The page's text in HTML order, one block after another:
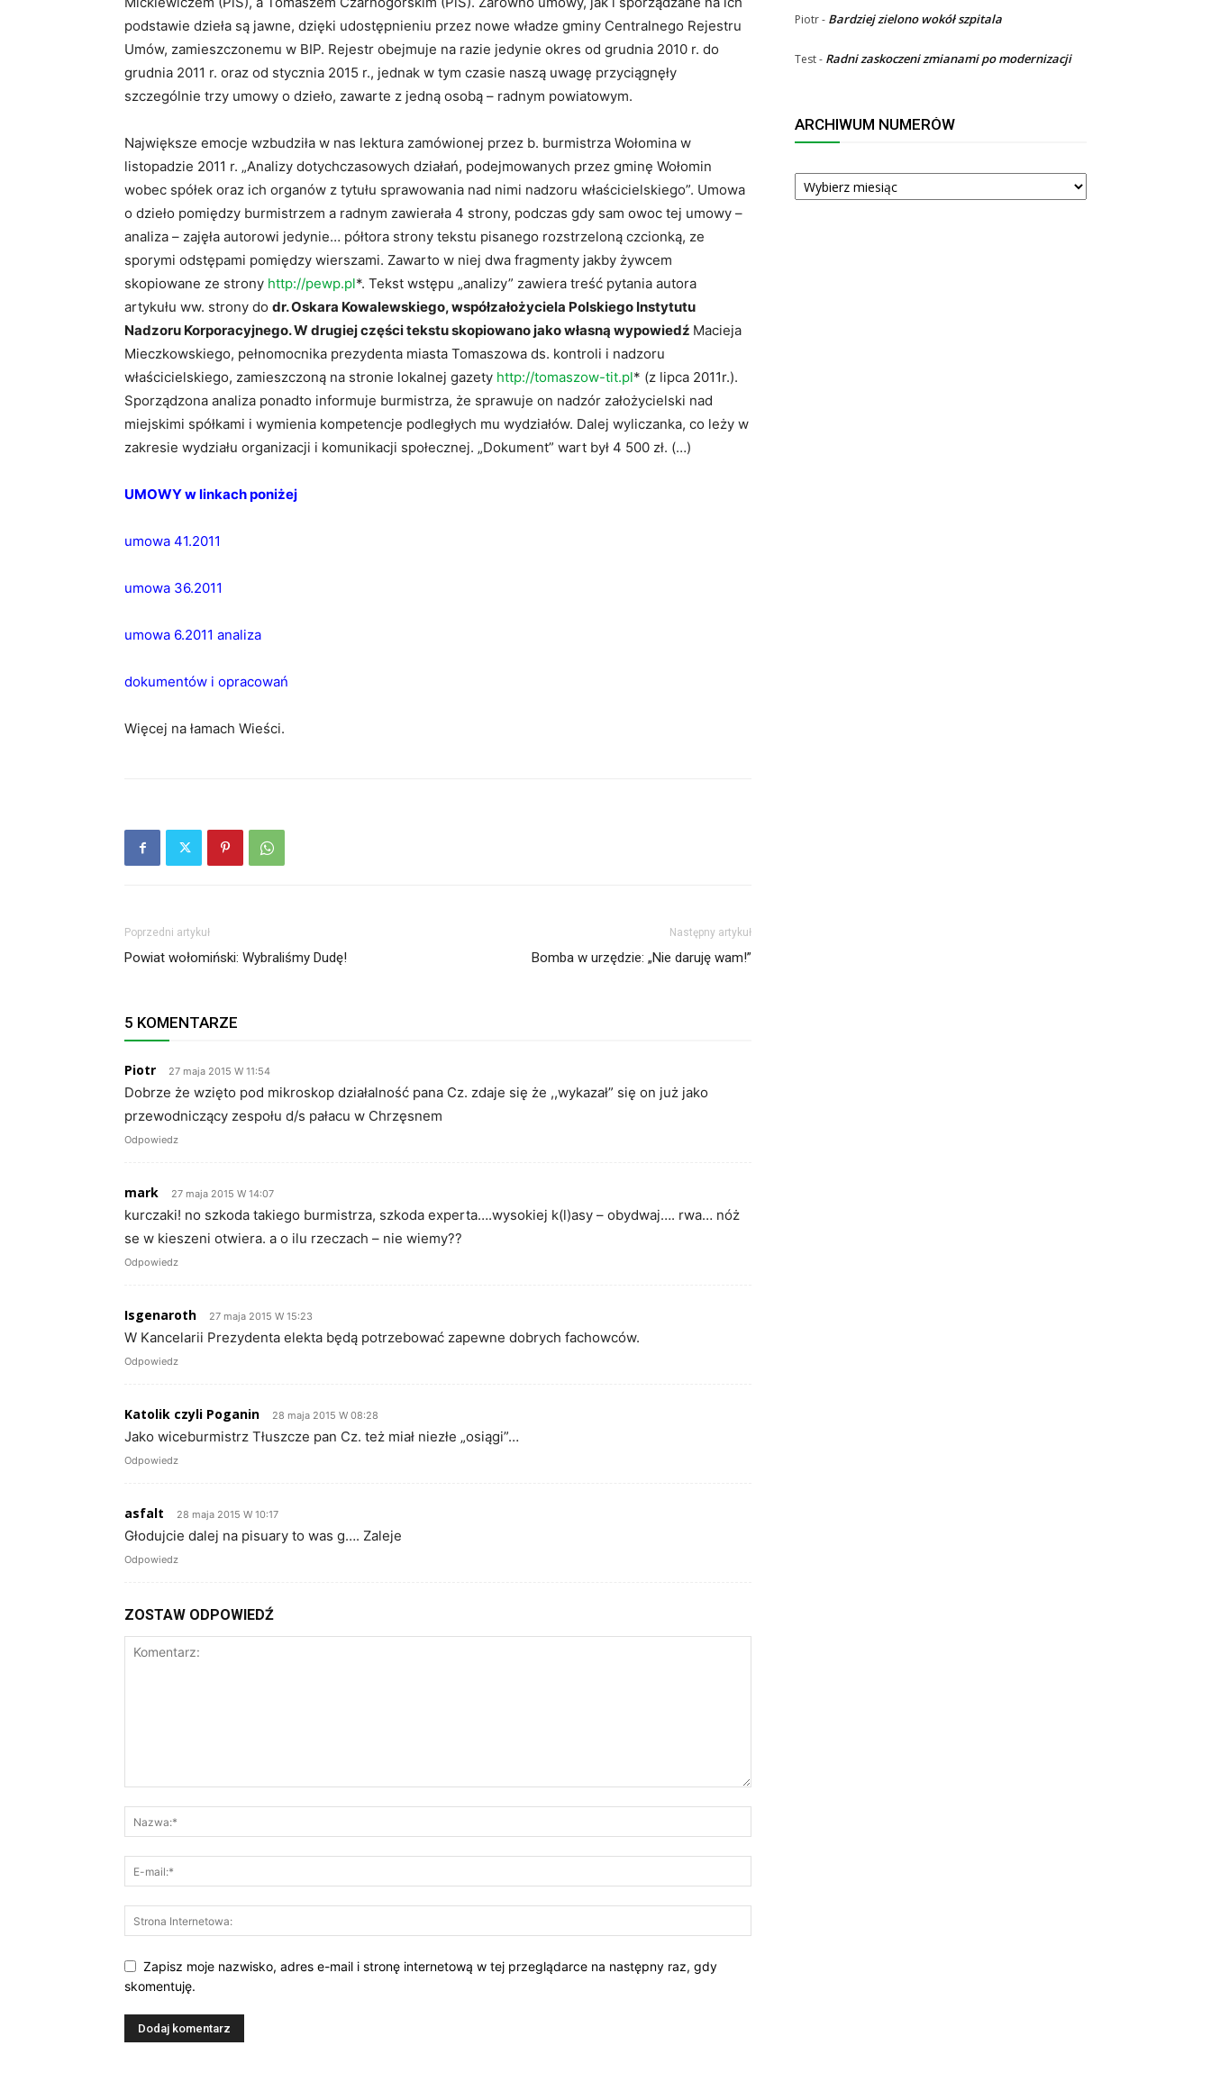
podstawie dzieła są jawne, dzięki udostępnieniu przez nowe władze gminy Centralnego Rejestru
Umów, zamieszczonemu w BIP. Rejestr obejmuje na razie jedynie okres od grudnia 2010 r. do
grudnia 2011 r. oraz od stycznia 2015 r., jednak w tym czasie naszą uwagę przyciągnęły
szczególnie trzy umowy o dzieło, zawarte z jedną osobą – radnym powiatowym.
Największe emocje wzbudziła w nas lektura zamówionej przez b. burmistrza Wołomina w
listopadzie 2011 r. „Analizy dotychczasowych działań, podejmowanych przez gminę Wołomin
wobec spółek oraz ich organów z tytułu sprawowania nad nimi nadzoru właścicielskiego”. Umowa
o dzieło pomiędzy burmistrzem a radnym zawierała 4 strony, podczas gdy sam owoc tej umowy –
analiza – zajęła autorowi jedynie… półtora strony tekstu pisanego rozstrzeloną czcionką, ze
sporymi odstępami pomiędzy wierszami. Zawarto w niej dwa fragmenty jakby żywcem
skopiowane ze strony http://pewp.pl*. Tekst wstępu „analizy” zawiera treść pytania autora
artykułu ww. strony do dr. Oskara Kowalewskiego, współzałożyciela Polskiego Instytutu
Nadzoru Korporacyjnego. W drugiej części tekstu skopiowano jako własną wypowiedź Macieja
Mieczkowskiego, pełnomocnika prezydenta miasta Tomaszowa ds. kontroli i nadzoru
właścicielskiego, zamieszczoną na stronie lokalnej gazety http://tomaszow-tit.pl* (z lipca 2011r.).
Sporządzona analiza ponadto informuje burmistrza, że sprawuje on nadzór założycielski nad
miejskimi spółkami i wymienia kompetencje podległych mu wydziałów. Dalej wyliczanka, co leży w
zakresie wydziału organizacji i komunikacji społecznej. „Dokument” wart był 4 500 zł. (…)
UMOWY w linkach poniżej
umowa 41.2011
umowa 36.2011
umowa 6.2011 analiza
dokumentów i opracowań
Więcej na łamach Wieści.
Poprzedni artykuł
Powiat wołomiński: Wybraliśmy Dudę!
Następny artykuł
Bomba w urzędzie: „Nie daruję wam!”
5 KOMENTARZE
Piotr 27 maja 2015 W 11:54
Dobrze że wzięto pod mikroskop działalność pana Cz. zdaje się że ,,wykazał” się on już jako
przewodniczący zespołu d/s pałacu w Chrzęsnem
Odpowiedz
mark 27 maja 2015 W 14:07
kurczaki! no szkoda takiego burmistrza, szkoda experta….wysokiej k(l)asy – obydwaj…. rwa… nóż
se w kieszeni otwiera. a o ilu rzeczach – nie wiemy??
Odpowiedz
Isgenaroth 27 maja 2015 W 15:23
W Kancelarii Prezydenta elekta będą potrzebować zapewne dobrych fachowców.
Odpowiedz
Katolik czyli Poganin 28 maja 2015 W 08:28
Jako wiceburmistrz Tłuszcze pan Cz. też miał niezłe „osiągi”…
Odpowiedz
asfalt 28 maja 2015 W 10:17
Głodujcie dalej na pisuary to was g…. Zaleje
Odpowiedz
ZOSTAW ODPOWIEDŹ
Zapisz moje nazwisko, adres e-mail i stronę internetową w tej przeglądarce na następny raz, gdy
skomentuję.
Piotr- Bardziej zielono wokół szpitala
Test- Radni zaskoczeni zmianami po modernizacji
ARCHIWUM NUMERÓW
ARCHIWUM
NUMERÓW